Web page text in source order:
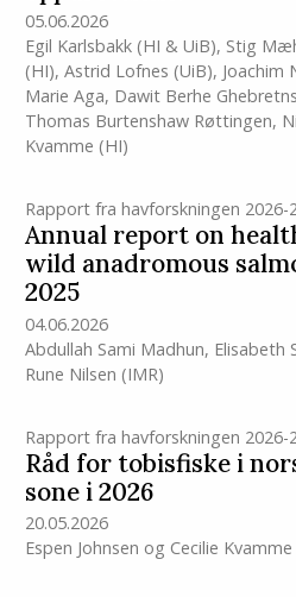
05.06.2026
Egil Karlsbakk (HI & UiB), Stig
(HI), Astrid Lofnes (UiB), Joachim
Marie Aga, Dawit Berhe
Thomas Burtenshaw Røttingen,
Kvamme (HI)
Rapport fra havforskningen 2026-
Annual report on
wild anadromous
2025
04.06.2026
Abdullah Sami Madhun, Elisabeth
Rune Nilsen (IMR)
Rapport fra havforskningen 2026-
Råd for tobisfiske i
sone i 2026
20.05.2026
Espen Johnsen og Cecilie Kvamme